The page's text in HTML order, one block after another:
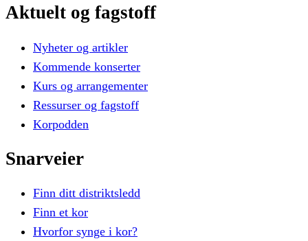
Aktuelt og fagstoff
Nyheter og artikler
Kommende konserter
Kurs og arrangementer
Ressurser og fagstoff
Korpodden
Snarveier
Finn ditt distriktsledd
Finn et kor
Hvorfor synge i kor?